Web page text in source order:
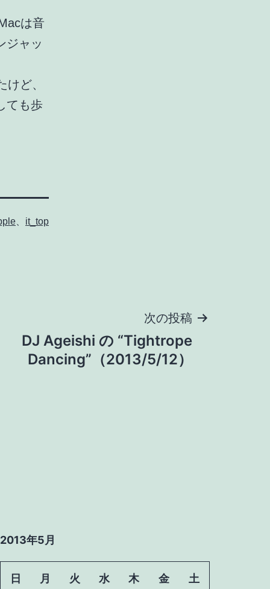
は音
ジャッ
ど、
ても歩
it_top
次の投稿
DJ Ageishi の “Tightrope
Dancing”（2013/5/12）
2013年5月
日 月 火 水 木 金 土